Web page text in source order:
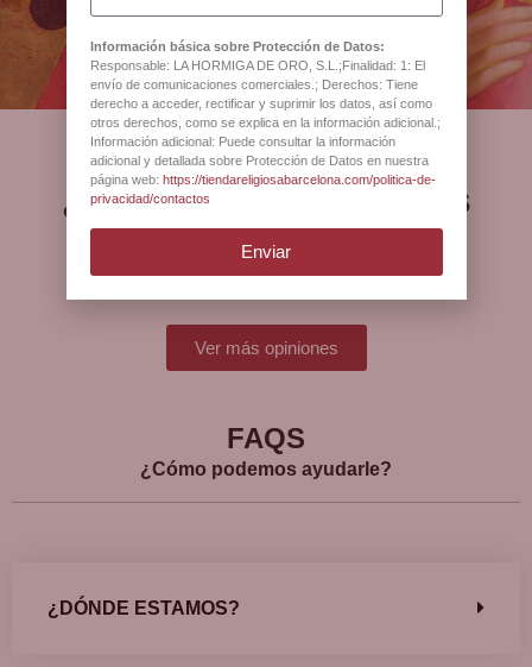
Disponible en BCB, tienda religiosa desde 1880
Barcelona
¿Qué opinan nuestros
clientes?
Ver más opiniones
FAQS
¿Cómo podemos ayudarle?
¿DÓNDE ESTAMOS?
Información básica sobre Protección de Datos:
Responsable: LA HORMIGA DE ORO, S.L.;Finalidad: 1: El
envío de comunicaciones comerciales.; Derechos: Tiene
derecho a acceder, rectificar y suprimir los datos, así como
otros derechos, como se explica en la información adicional.;
Información adicional: Puede consultar la información
adicional y detallada sobre Protección de Datos en nuestra
página web: https://tiendareligiosabarcelona.com/politica-de-
privacidad/contactos
Enviar